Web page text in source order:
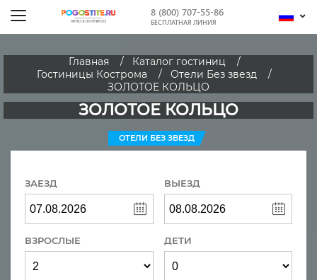
8 (800) 707-55-86
БЕСПЛАТНАЯ ЛИНИЯ
Главная
Каталог гостиниц
Гостиницы Кострома
Отели Без звезд
ЗОЛОТОЕ КОЛЬЦО
ЗОЛОТОЕ КОЛЬЦО
ОТЕЛИ БЕЗ ЗВЕЗД
ЗАЕЗД ВЫЕЗД
ВЗРОСЛЫЕ ДЕТИ